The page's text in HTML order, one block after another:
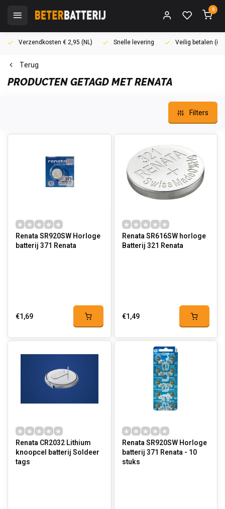
0
Verzendkosten € 2,95 (NL) Snelle levering Veilig betalen
Terug
PRODUCTEN GETAGD MET RENATA
Filters
Renata SR920SW Horloge
batterij 371 Renata
€1,69
Renata SR616SW horloge
Batterij 321 Renata
€1,49
Renata CR2032 Lithium
knoopcel batterij Soldeer
tags
Renata SR920SW Horloge
batterij 371 Renata - 10
stuks